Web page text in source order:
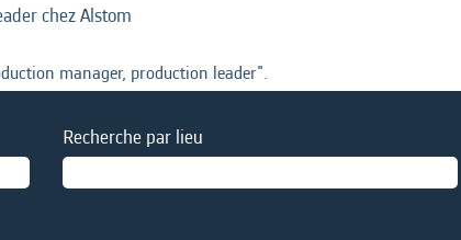
chez Alstom
manager, production leader".
Recherche par lieu